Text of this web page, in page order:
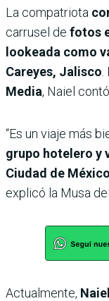
La compatriota
carrusel de fotos
lookeada como
Careyes, Jalisco
Media, Naiel
“Es un viaje más
grupo hotelero y
Ciudad de
explicó la Musa
Actualmente,